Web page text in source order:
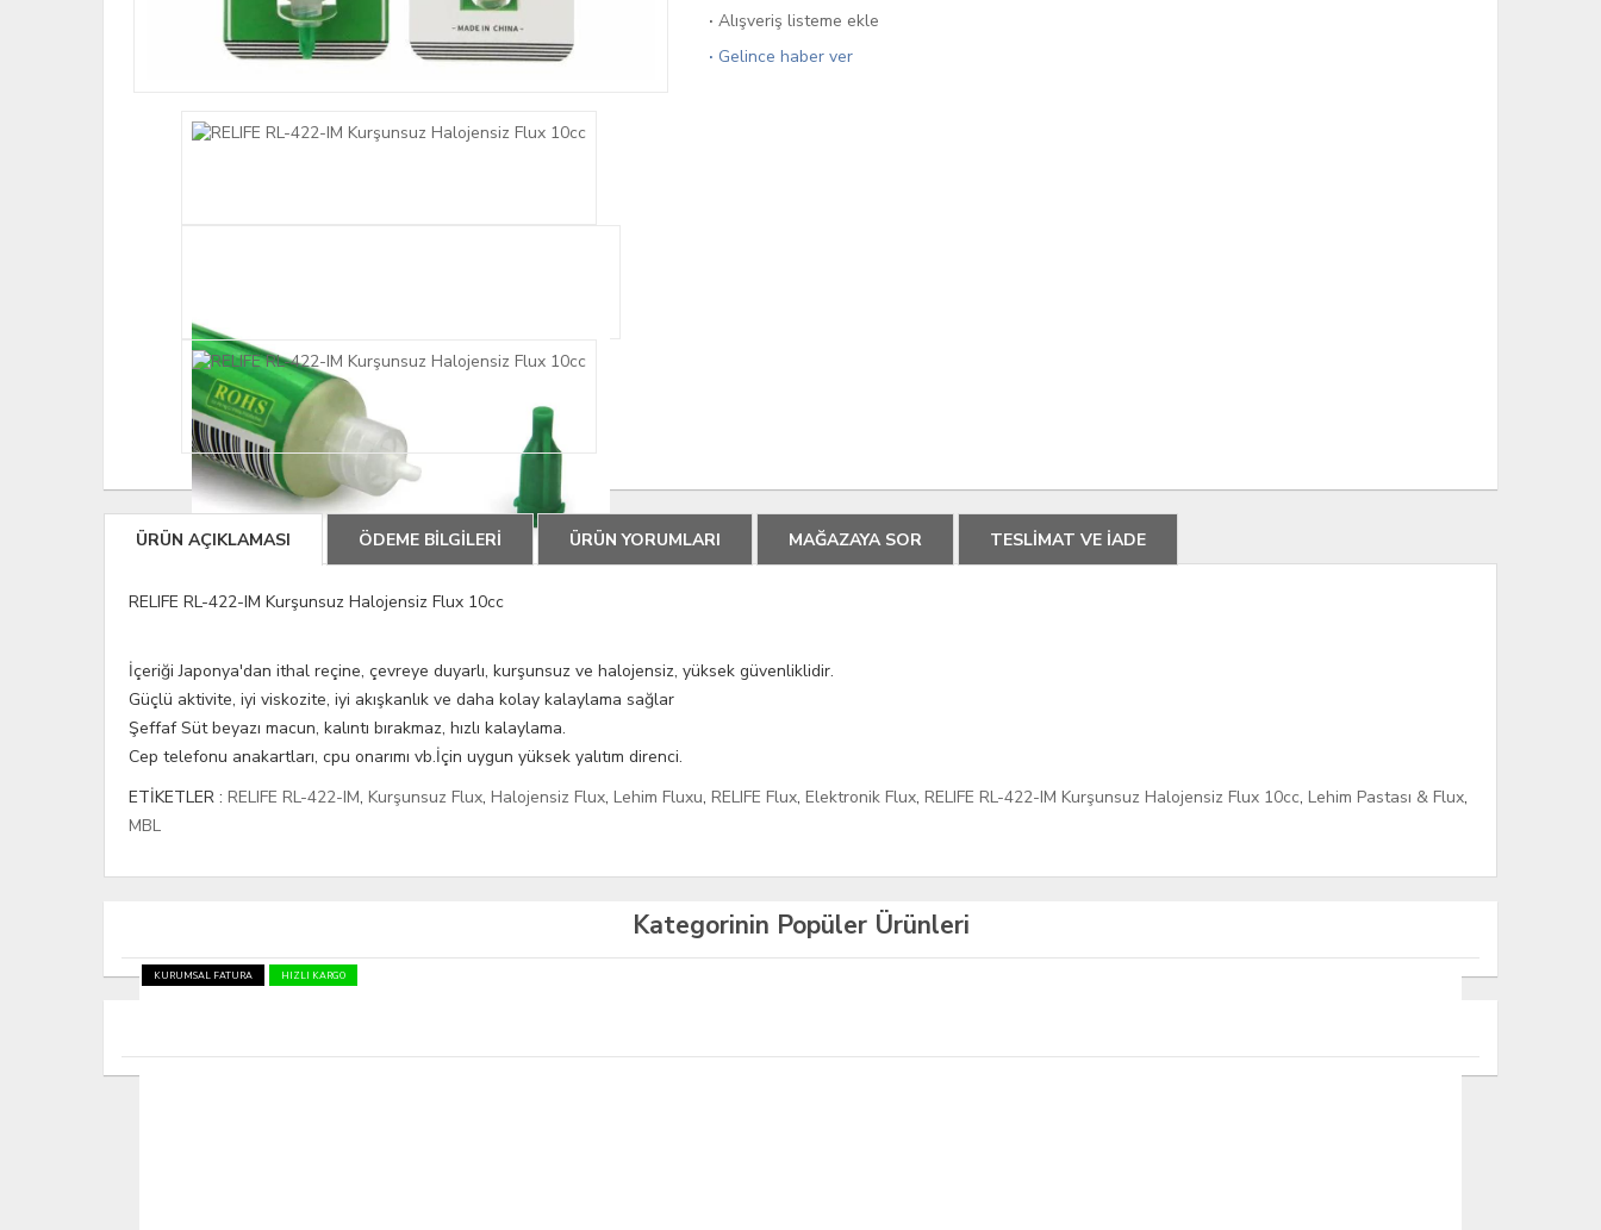
·Alışveriş listeme ekle
· Gelince haber ver
ÜRÜN AÇIKLAMASI ÖDEME BİLGİLERİ ÜRÜN YORUMLARI MAĞAZAYA SOR TESLİMAT VE İADE
RELIFE RL-422-IM Kurşunsuz Halojensiz Flux 10cc
İçeriği Japonya'dan ithal reçine, çevreye duyarlı, kurşunsuz ve halojensiz, yüksek güvenliklidir.
Güçlü aktivite, iyi viskozite, iyi akışkanlık ve daha kolay kalaylama sağlar
Şeffaf Süt beyazı macun, kalıntı bırakmaz, hızlı kalaylama.
Cep telefonu anakartları, cpu onarımı vb.İçin uygun yüksek yalıtım direnci.
ETİKETLER : RELIFE RL-422-IM, Kurşunsuz Flux, Halojensiz Flux, Lehim Fluxu, RELIFE Flux, Elektronik Flux, RELIFE RL-422-IM Kurşunsuz Halojensiz Flux 10cc, Lehim Pastası & Flux,
MBL
Kategorinin Popüler Ürünleri
KURUMSAL FATURA HIZLI KARGO